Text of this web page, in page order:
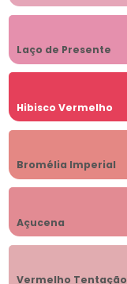
Laço de Presente
Hibisco Vermelho
Bromélia Imperial
Açucena
Vermelho Tentação